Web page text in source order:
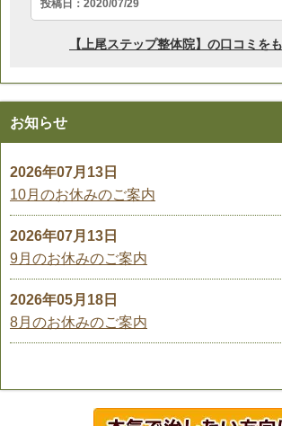
お知らせ
2026年07月13日
10月のお休みのご案内
2026年07月13日
9月のお休みのご案内
2026年05月18日
8月のお休みのご案内